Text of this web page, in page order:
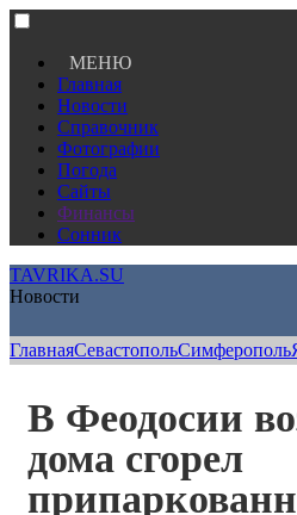
МЕНЮ
Главная
Новости
Справочник
Фотографии
Погода
Сайты
Финансы
Сонник
TAVRIKA.SU
Новости
ГлавнаяСевастопольСимферополь
В Феодосии
дома сгорел